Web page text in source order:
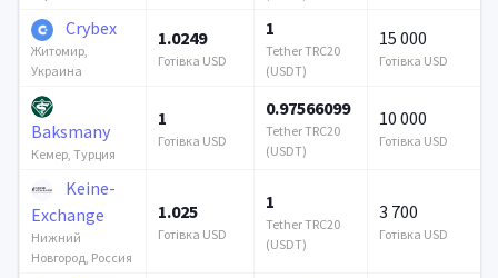
Crybex
Житомир,
Украина
1.0249
Готівка USD
1
Tether TRC20
(USDT)
15 000
Готівка USD
Baksmany
Кемер, Турция
1
Готівка USD
0.97566099
Tether TRC20
(USDT)
10 000
Готівка USD
Keine-
Exchange
Нижний
Новгород, Россия
1.025
Готівка USD
1
Tether TRC20
(USDT)
3 700
Готівка USD